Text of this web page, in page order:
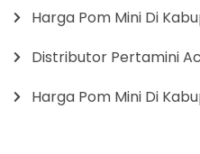
Harga Pom Mini Di
Distributor Pertamini
Harga Pom Mini Di